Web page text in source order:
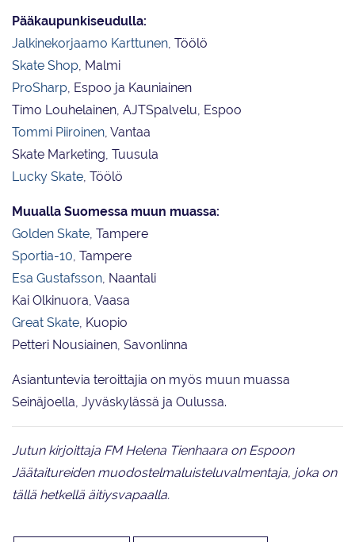
Pääkaupunkiseudulla:
Jalkinekorjaamo Karttunen, Töölö
Skate Shop, Malmi
ProSharp, Espoo ja Kauniainen
Timo Louhelainen, AJTSpalvelu, Espoo
Tommi Piiroinen, Vantaa
Skate Marketing, Tuusula
Lucky Skate, Töölö
Muualla Suomessa muun muassa:
Golden Skate, Tampere
Sportia-10, Tampere
Esa Gustafsson, Naantali
Kai Olkinuora, Vaasa
Great Skate, Kuopio
Petteri Nousiainen, Savonlinna
Asiantuntevia teroittajia on myös muun muassa
Seinäjoella, Jyväskylässä ja Oulussa.
Jutun kirjoittaja FM Helena Tienhaara on Espoon
Jäätaitureiden muodostelmaluisteluvalmentaja, joka on
tällä hetkellä äitiysvapaalla.